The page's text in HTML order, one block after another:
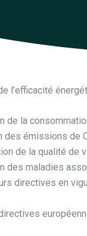
l’efficacité
de la
des émissions de
de la qualité de
des maladies
directives en